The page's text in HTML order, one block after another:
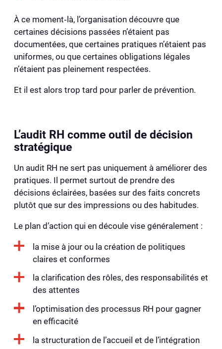
À ce moment‑là, l’organisation découvre que
certaines décisions passées n’étaient pas
documentées, que certaines pratiques n’étaient pas
uniformes, ou que certaines obligations légales
n’étaient pas pleinement respectées.
Et il est alors trop tard pour parler de prévention.
L’audit RH comme outil de décision
stratégique
Un audit RH ne sert pas uniquement à améliorer des
pratiques. Il permet surtout de prendre des
décisions éclairées, basées sur des faits concrets
plutôt que sur des impressions ou des habitudes.
Le plan d’action qui en découle vise généralement :
la mise à jour ou la création de politiques
claires et conformes
la clarification des rôles, des responsabilités et
des attentes
l’optimisation des processus RH pour gagner
en efficacité
la structuration de l’accueil et de l’intégration